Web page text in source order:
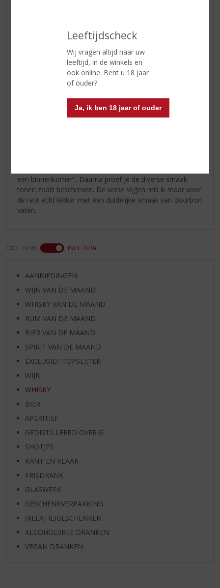
Leeftijdscheck
Wij vragen altijd naar uw
leeftijd, in de winkels en
ook online. Bent u 18 jaar
of ouder?
Ja, ik ben 18 jaar of ouder
Reviews
Schrijf een review
Edward de Wolf
een binnenkomer". Daarna proef je de diverse smaak
tonen zoals beschreven. De verse vijgen mis ik maar voor
de rest echt lekker met een duidelijke smaak van Bourbon
vaten.
EXCL. BTW INCL. BTW
AANBIEDINGEN
WIJN VAN DE MAAND
WHISKY VAN DE MAAND
RUM VAN DE MAAND
BIER VAN DE MAAND
SPIRIT VAN DE MAAND
EXCLUSIEF TOPSLIJTER
WIJN
WHISKY
BIER
APERITIEF
GEDISTILLEERD OVERIG
SHOTJES
KANT EN KLAAR
FRISDRANK
GLASWERK
GESCHENKVERPAKKING
(RELATIE)GESCHENKEN
ALCOHOLVRIJE DRANKEN
VEGAN DRANKEN